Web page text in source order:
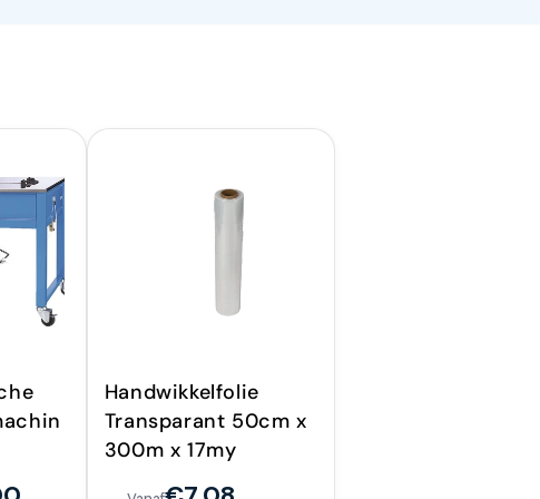
Handwikkelfolie
Transparant 50cm x
300m x 17my